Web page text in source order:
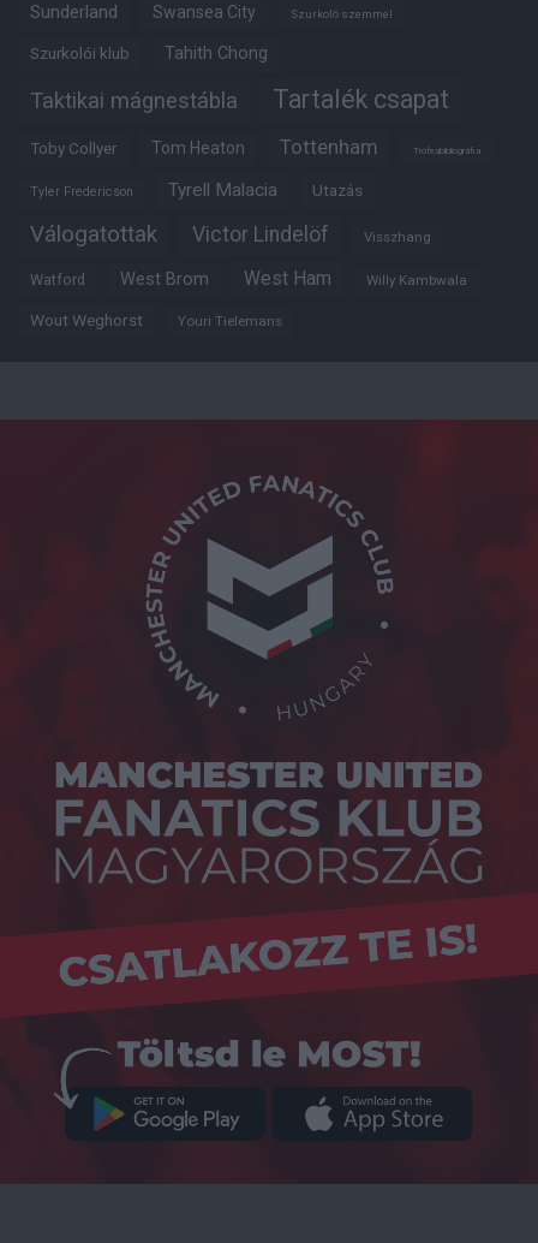
Sunderland Swansea City Szurkoló szemmel
Szurkolói klub Tahith Chong
Taktikai mágnestábla Tartalék csapat
Toby Collyer Tom Heaton Tottenham Trófeabibliográfia
Tyler Fredericson Tyrell Malacia Utazás
Válogatottak Victor Lindelöf Visszhang
Watford West Brom West Ham Willy Kambwala
Wout Weghorst Youri Tielemans